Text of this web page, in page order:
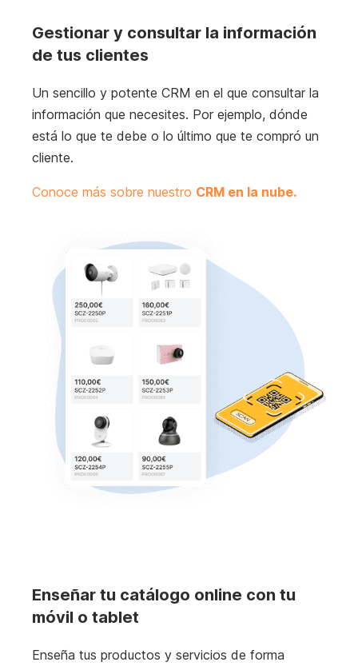
Gestionar y consultar la información
de tus clientes
Un sencillo y potente CRM en el que consultar la
información que necesites. Por ejemplo, dónde
está lo que te debe o lo último que te compró un
cliente.
Conoce más sobre nuestro CRM en la nube.
Enseñar tu catálogo online con tu
móvil o tablet
Enseña tus productos y servicios de forma